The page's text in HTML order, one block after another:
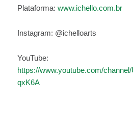
Plataforma: www.ichello.com.br
Instagram: @ichelloarts
YouTube:
https://www.youtube.com/
qxK6A